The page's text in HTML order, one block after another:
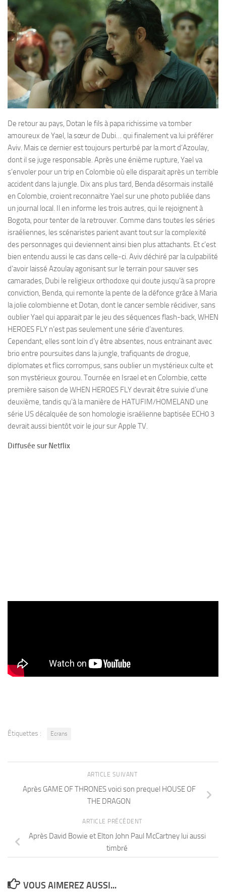
De retour au pays, Dotan le fils à papa richissime va tomber
amoureux de Yael, la sœur de Dubi… qui finalement va lui préférer
Aviv. Mais ce dernier est toujours perturbé par la mort d’Azoulay,
dont il se juge responsable. Après une énième rupture, Yael va
s’envoler pour un trip en Colombie où elle disparait après un terrible
accident dans la jungle. Dix ans plus tard, Benda désormais installé
en Colombie, croient reconnaitre Yael sur une photo publiée dans
un journal local. Il en informe les trois autres, qui le rejoignent à
Bogota, pour tenter de la retrouver. Comme dans toutes les séries
israéliennes, les scénaristes parient avant tout sur la complexité
des personnages qui deviennent ainsi bien plus attachants. Et c’est
bien entendu aussi le cas dans celle-ci. Aviv déchiré par la culpabilité
d’avoir laissé Azoulay agonisant sur le terrain pour sauver ses
camarades, Dubi le religieux orthodoxe qui doute jusqu’à sa propre
conviction, Benda, qui remonte la pente de la défonce grâce à Maria
la jolie colombienne et Dotan, dont le cancer semble récidiver, sans
oublier Yael qui apparait par le jeu des séquences flash-back, WHEN
HEROES FLY n’est pas seulement une série d’aventures.
Cependant, elles sont loin d’y être absentes, nous entrainant avec
brio entre poursuites dans la jungle, trafiquants de drogue,
diplomates et flics corrompus, sans oublier un mystérieux culte et
son mystérieux gourou. Tournée en Israel et en Colombie, cette
première saison de WHEN HEROES FLY devrait être suivie d’une
deuxième, tandis qu’à la manière de HATUFIM/HOMELAND une
série US décalquée de son homologie israélienne baptisée ECH0 3
devrait aussi bientôt voir le jour sur Apple TV.
Diffusée sur Netflix
Étiquettes : Ecrans
ARTICLE SUIVANT
Après GAME OF THRONES voici son prequel HOUSE OF
THE DRAGON
ARTICLE PRÉCÉDENT
Après David Bowie et Elton John Paul McCartney lui aussi
timbré
VOUS AIMEREZ AUSSI...